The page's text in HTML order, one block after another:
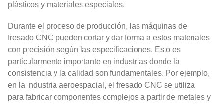
plásticos y materiales especiales.
Durante el proceso de producción, las máquinas de
fresado CNC pueden cortar y dar forma a estos materiales
con precisión según las especificaciones. Esto es
particularmente importante en industrias donde la
consistencia y la calidad son fundamentales. Por ejemplo,
en la industria aeroespacial, el fresado CNC se utiliza
para fabricar componentes complejos a partir de metales y